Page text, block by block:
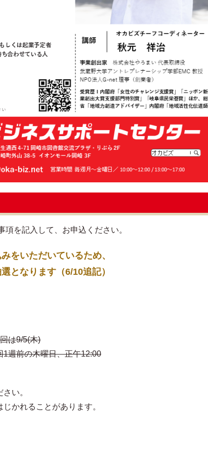
項を記入して、お申込ください。
をいただいているため、
となります（6/10追記）
は9/5(木)
1週前の木曜日、正午12:00
い。
かれることがあります。